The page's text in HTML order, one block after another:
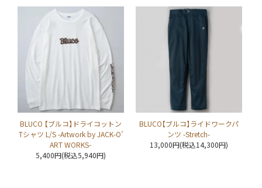
BLUCO 【ブルコ】ドライコットン
Tシャツ L/S -Artwork by JACK-O’
ART WORKS-
5,400円(税込5,940円)
BLUCO【ブルコ】ライドワークパ
ンツ -Stretch-
13,000円(税込14,300円)